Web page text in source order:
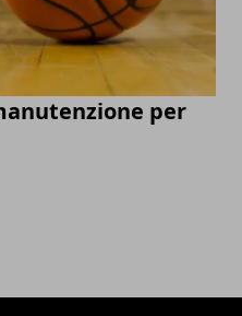
per